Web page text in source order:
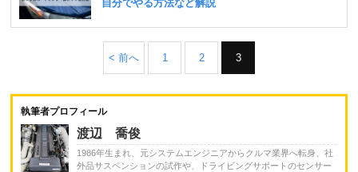
< 前へ 1 2 3
執筆者プロフィール
渡辺 喬俊
1986年生まれ、元システムエンジニアからクルマ業界へ転身、社
外品サスペンションの試作や、ドライビングサポートのセンサー